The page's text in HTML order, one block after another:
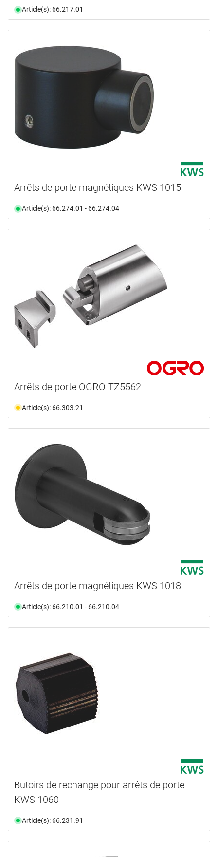
Article(s): 66.217.01
Arrêts de porte magnétiques KWS 1015
Article(s): 66.274.01 - 66.274.04
Arrêts de porte OGRO TZ5562
Article(s): 66.303.21
Arrêts de porte magnétiques KWS 1018
Article(s): 66.210.01 - 66.210.04
Butoirs de rechange pour arrêts de porte
KWS 1060
Article(s): 66.231.91